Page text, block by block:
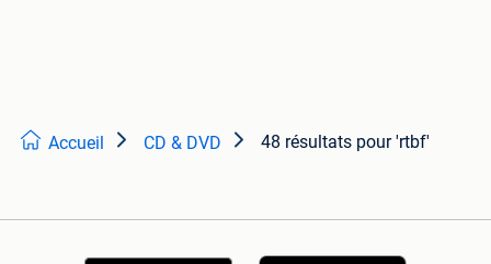
Accueil CD & DVD 48 résultats pour 'rtbf'